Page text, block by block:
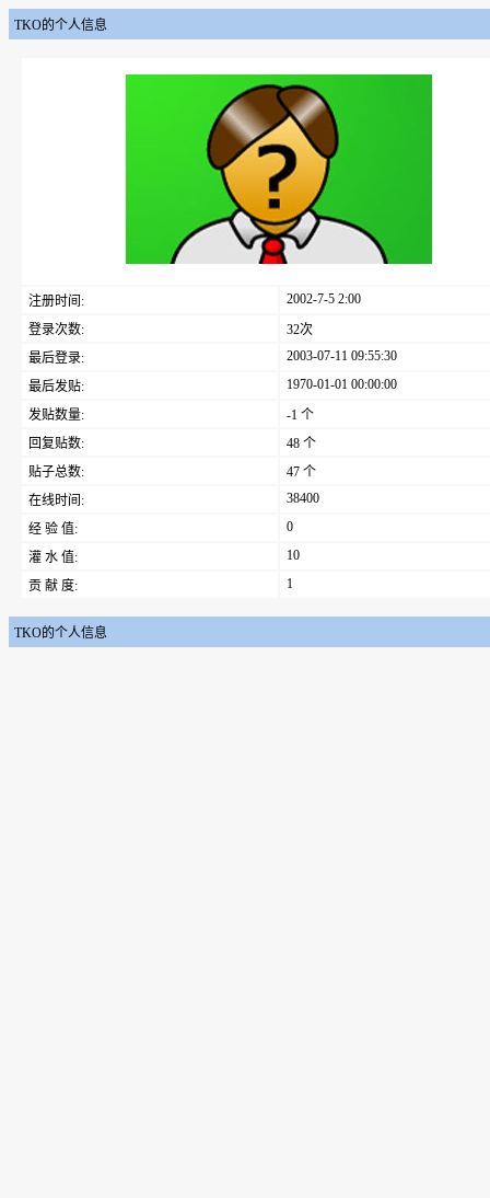
TKO的个人信息
注册时间:
2002-7-5 2:00
登录次数:
32次
最后登录:
2003-07-11 09:55:30
最后发贴:
1970-01-01 00:00:00
发贴数量:
-1 个
回复贴数:
48 个
贴子总数:
47 个
在线时间:
38400
经 验 值:
0
灌 水 值:
10
贡 献 度:
1
TKO的个人信息